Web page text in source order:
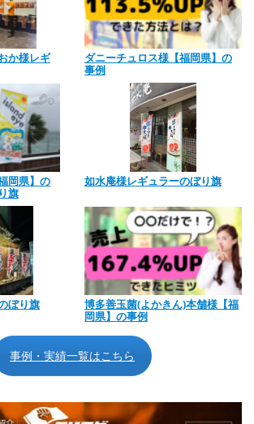
か様レギ
ダニーチュロス様【福岡県】の
事例
岡県】の
旗
如水庵様レギュラーのぼり旗
ぼり旗
博多善玉菌(よかきん)本舗様【福
岡県】の事例
事例・実績一覧はこちら